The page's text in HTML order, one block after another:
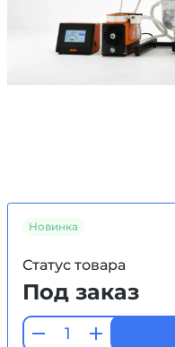
Новинка
Статус товара
Под заказ